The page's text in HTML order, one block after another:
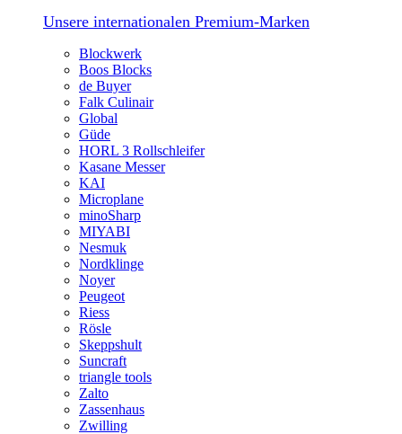
Unsere internationalen Premium-Marken
Blockwerk
Boos Blocks
de Buyer
Falk Culinair
Global
Güde
HORL 3 Rollschleifer
Kasane Messer
KAI
Microplane
minoSharp
MIYABI
Nesmuk
Nordklinge
Noyer
Peugeot
Riess
Rösle
Skeppshult
Suncraft
triangle tools
Zalto
Zassenhaus
Zwilling